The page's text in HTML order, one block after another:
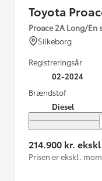
Toyota
Proace 2A Long/En
Silkeborg
Registreringsår
02-2024
Brændstof
Diesel
214.900 kr.
Prisen er ekskl.